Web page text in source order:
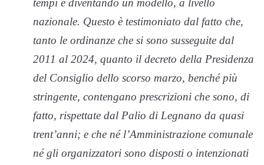
tempi e diventando un modello, a livello
nazionale. Questo è testimoniato dal fatto che,
tanto le ordinanze che si sono susseguite dal
2011 al 2024, quanto il decreto della Presidenza
del Consiglio dello scorso marzo, benché più
stringente, contengano prescrizioni che sono, di
fatto, rispettate dal Palio di Legnano da quasi
trent’anni; e che né l’Amministrazione comunale
né gli organizzatori sono disposti o intenzionati